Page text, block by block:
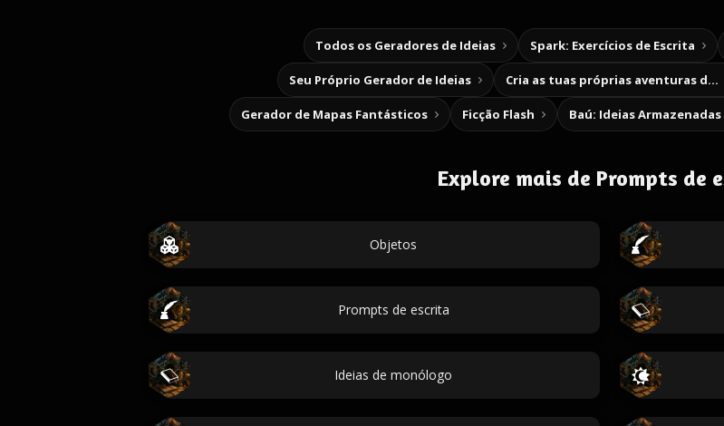
Todos os Geradores de Ideias Spark: Exercícios de Escrita
Seu Próprio Gerador de Ideias Cria as tuas próprias aventuras de escolha
Gerador de Mapas Fantásticos Ficção Flash Baú: Ideias Armazenadas
Explore mais de Prompts de
Objetos
Prompts de escrita
Ideias de monólogo